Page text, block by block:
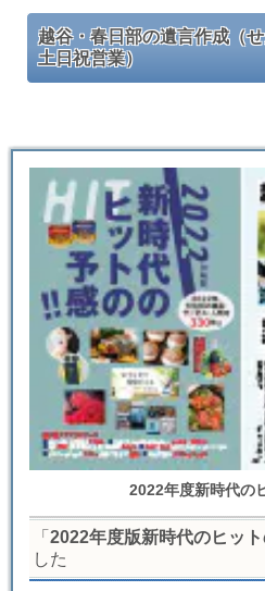
越谷・春日部の遺言作成（
土日祝営業）
2022年度新時代の
「 2022年度版新時代のヒッ
した